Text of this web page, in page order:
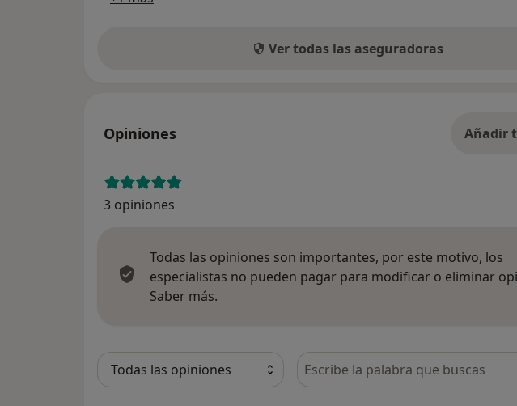
Ver todas las aseguradoras
Opiniones Añadir
3 opiniones
Todas las opiniones son importantes, por este motivo, los
especialistas no pueden pagar para modificar o eliminar
Saber más.
Busca en opiniones